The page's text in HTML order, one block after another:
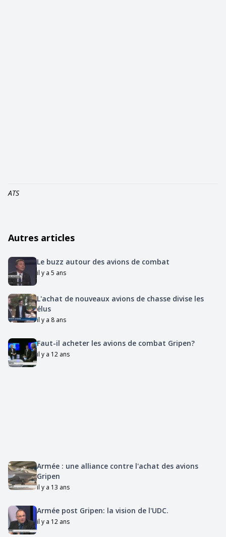
ATS
Autres articles
Le buzz autour des avions de combat
il y a 5 ans
L'achat de nouveaux avions de chasse divise les
élus
il y a 8 ans
Faut-il acheter les avions de combat Gripen?
il y a 12 ans
Armée : une alliance contre l'achat des avions
Gripen
il y a 13 ans
Armée post Gripen: la vision de l'UDC.
il y a 12 ans